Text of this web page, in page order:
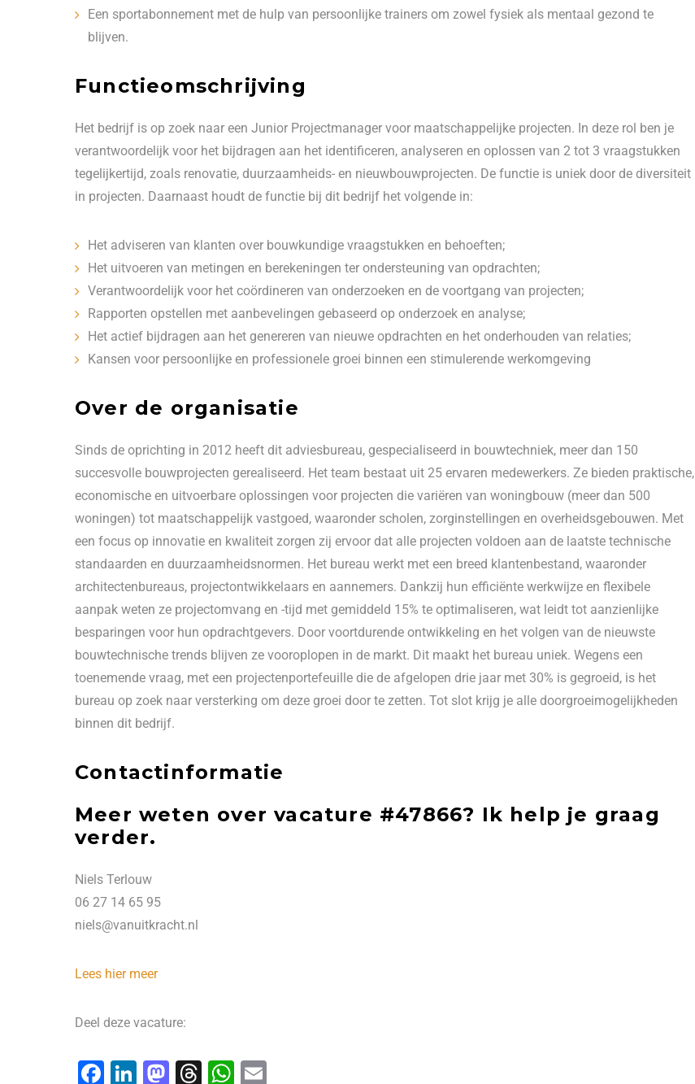
Een sportabonnement met de hulp van persoonlijke trainers om zowel fysiek als mentaal gezond te
blijven.
Functieomschrijving
Het bedrijf is op zoek naar een Junior Projectmanager voor maatschappelijke projecten. In deze rol ben je
verantwoordelijk voor het bijdragen aan het identificeren, analyseren en oplossen van 2 tot 3 vraagstukken
tegelijkertijd, zoals renovatie, duurzaamheids- en nieuwbouwprojecten. De functie is uniek door de diversiteit
in projecten. Daarnaast houdt de functie bij dit bedrijf het volgende in:
Het adviseren van klanten over bouwkundige vraagstukken en behoeften;
Het uitvoeren van metingen en berekeningen ter ondersteuning van opdrachten;
Verantwoordelijk voor het coördineren van onderzoeken en de voortgang van projecten;
Rapporten opstellen met aanbevelingen gebaseerd op onderzoek en analyse;
Het actief bijdragen aan het genereren van nieuwe opdrachten en het onderhouden van relaties;
Kansen voor persoonlijke en professionele groei binnen een stimulerende werkomgeving
Over de organisatie
Sinds de oprichting in 2012 heeft dit adviesbureau, gespecialiseerd in bouwtechniek, meer dan 150
succesvolle bouwprojecten gerealiseerd. Het team bestaat uit 25 ervaren medewerkers. Ze bieden praktische,
economische en uitvoerbare oplossingen voor projecten die variëren van woningbouw (meer dan 500
woningen) tot maatschappelijk vastgoed, waaronder scholen, zorginstellingen en overheidsgebouwen. Met
een focus op innovatie en kwaliteit zorgen zij ervoor dat alle projecten voldoen aan de laatste technische
standaarden en duurzaamheidsnormen. Het bureau werkt met een breed klantenbestand, waaronder
architectenbureaus, projectontwikkelaars en aannemers. Dankzij hun efficiënte werkwijze en flexibele
aanpak weten ze projectomvang en -tijd met gemiddeld 15% te optimaliseren, wat leidt tot aanzienlijke
besparingen voor hun opdrachtgevers. Door voortdurende ontwikkeling en het volgen van de nieuwste
bouwtechnische trends blijven ze vooroplopen in de markt. Dit maakt het bureau uniek. Wegens een
toenemende vraag, met een projectenportefeuille die de afgelopen drie jaar met 30% is gegroeid, is het
bureau op zoek naar versterking om deze groei door te zetten. Tot slot krijg je alle doorgroeimogelijkheden
binnen dit bedrijf.
Contactinformatie
Meer weten over vacature #47866? Ik help je graag
verder.
Niels Terlouw
06 27 14 65 95
niels@vanuitkracht.nl
Lees hier meer
Deel deze vacature:
F
Li
M T
W